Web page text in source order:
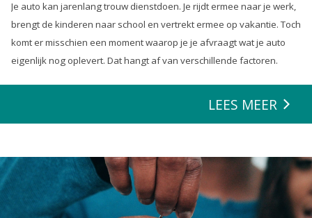
Je auto kan jarenlang trouw dienstdoen. Je rijdt ermee naar je werk,
brengt de kinderen naar school en vertrekt ermee op vakantie. Toch
komt er misschien een moment waarop je je afvraagt wat je auto
eigenlijk nog oplevert. Dat hangt af van verschillende factoren.
LEES MEER